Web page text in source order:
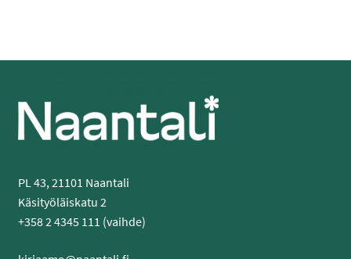
PL 43, 21101 Naantali
Käsityöläiskatu 2
+358 2 4345 111 (vaihde)